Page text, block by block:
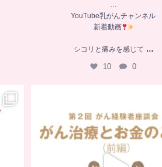
…
YouTube乳がんチャンネル
新着動画
シコリと痛みを感じて ...
10 0
9 0